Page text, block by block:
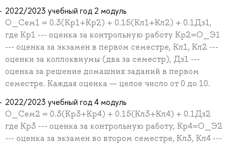
2022/2023 учебный год 2 модуль
О_Сем1 = 0.3(Кр1+Кр2) + 0.15(Кл1+Кл2) + 0.1Дз1,
где Кр1 --- оценка за контрольную работу Кр2=О_Э1
--- оценка за экзамен в первом семестре, Кл1, Кл2 ---
оценки за коллоквиумы (два за семестр), Дз1 ---
оценка за решение домашних заданий в первом
семестре. Каждая оценка — целое число от 0 до 10.
2022/2023 учебный год 4 модуль
О_Сем2 = 0.3(Кр3+Кр4) + 0.15(Кл3+Кл4) + 0.1Дз2
где Кр3 --- оценка за контрольную работу, Кр4=О_Э2
--- оценка за экзамен во втором семестре, Кл3, Кл4 ---